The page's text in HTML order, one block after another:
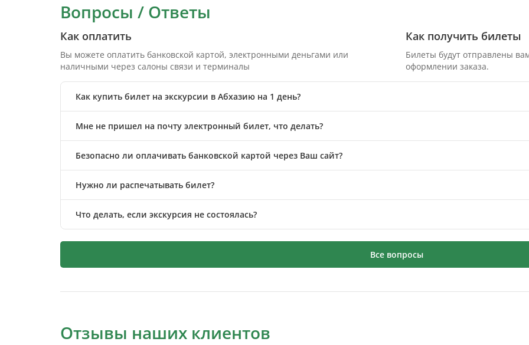
Вопросы / Ответы
Как оплатить
Вы можете оплатить банковской картой, электронными деньгами или
наличными через салоны связи и терминалы
Как получить билеты
Билеты будут отправлены
оформлении заказа.
Как купить билет на экскурсии в Абхазию на 1 день?
Мне не пришел на почту электронный билет, что делать?
Безопасно ли оплачивать банковской картой через Ваш сайт?
Нужно ли распечатывать билет?
Что делать, если экскурсия не состоялась?
Все вопросы
Отзывы наших клиентов